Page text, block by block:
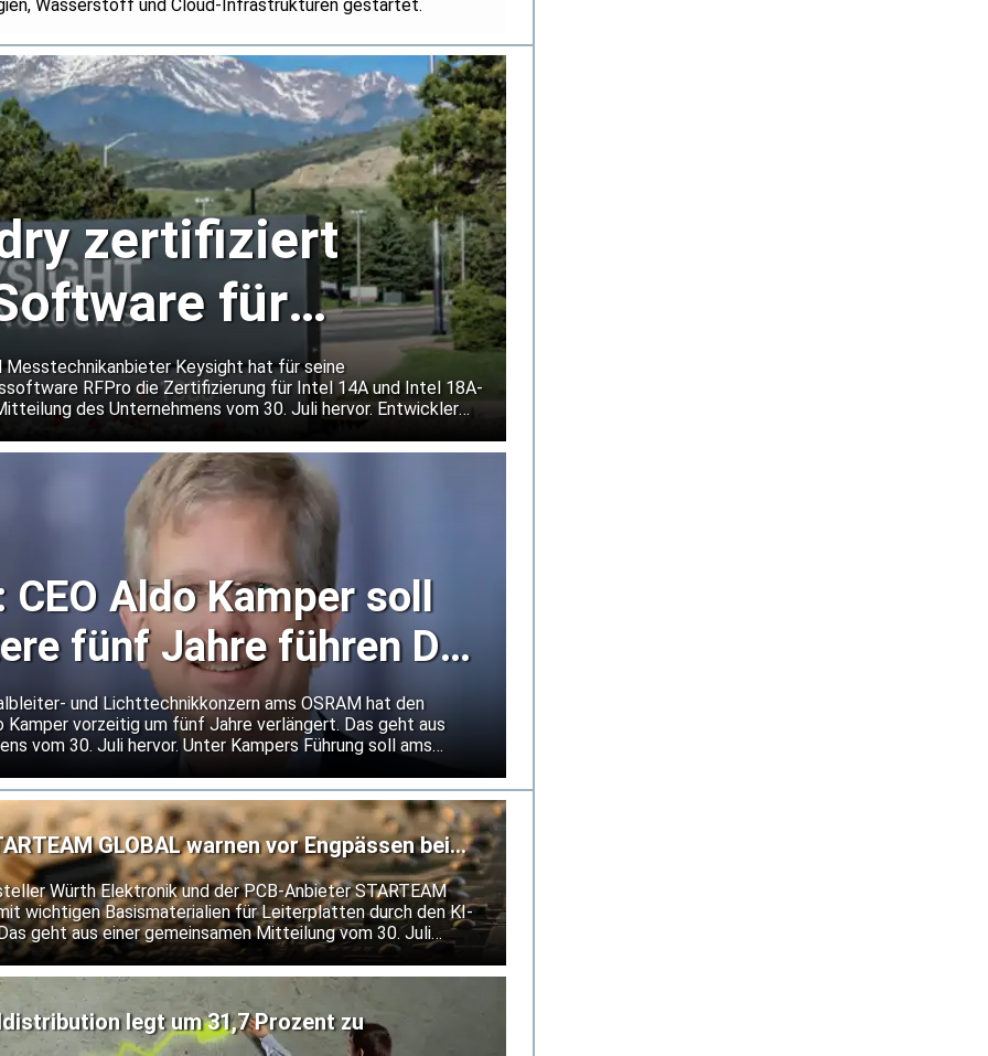
Wasserstoff und Cloud-Infrastrukturen gestartet.
zertifiziert
für
14A und
Messtechnikanbieter Keysight hat für seine
RFPro die Zertifizierung für Intel 14A und Intel 18A-
des Unternehmens vom 30. Juli hervor. Entwickler
Fertigungsprozesse prüfen können. Keysight will so das
senken und den Einsatz neuer Prozessknoten
CEO Aldo Kamper soll
fünf Jahre führen Der
deutsche Halble
und Lichttechnikkonzern ams OSRAM hat den
vorzeitig um fünf Jahre verlängert. Das geht aus
vom 30. Juli hervor. Unter Kampers Führung soll ams
im optischen Kerngeschäft sowie mit Anwendungen für
wachsen.
GLOBAL warnen vor Engpässen bei
Würth Elektronik und der PCB-Anbieter STARTEAM
wichtigen Basismaterialien für Leiterplatten durch den KI-
geht aus einer gemeinsamen Mitteilung vom 30. Juli
Unternehmen zufolge drei- bis fünfmal so viele
Anwendungen und entsprechend mehr hochwertige
Produktionskapazitäten für die Industrie- und
legt um 31,7 Prozent zu